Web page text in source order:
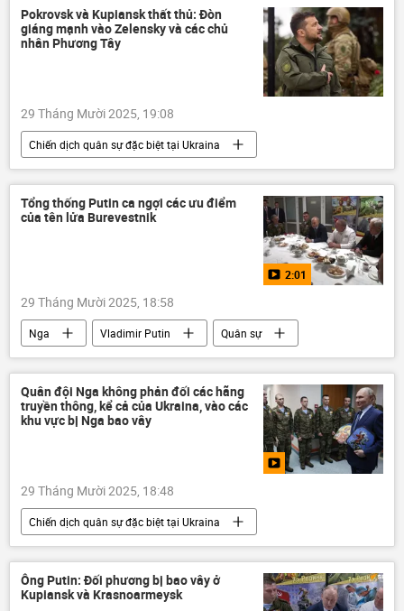
năng lượng hạt nhân
vũ khí hạt nhân
Nga
Pokrovsk và Kupiansk thất thủ: Đòn
giáng mạnh vào Zelensky và các chủ
nhân Phương Tây
29 Tháng Mười 2025, 19:08
Chiến dịch quân sự đặc biệt tại Ukraina
Quan điểm-Ý kiến
chuyên gia
Chính trị
Viktor Medvedchuk
Donbass
Ukraina
Tổng thống Putin ca ngợi các ưu điểm
của tên lửa Burevestnik
2:01
29 Tháng Mười 2025, 18:58
Nga Vladimir Putin
Quân sự
Thế giới
Burevestnik
lĩnh vực hạt nhân
công nghệ
Kinh tế
tên lửa
năng lượng
Quân đội Nga không phản đối các hãng
truyền thông, kể cả của Ukraina, vào các
khu vực bị Nga bao vây
29 Tháng Mười 2025, 18:48
Chiến dịch quân sự đặc biệt tại Ukraina
Nga
Cuộc khủng hoảng ở Ukraina
Ukraina
Vladimir Putin
Thế giới
Chính trị
lực lượng vũ trang Nga
Ông Putin: Đối phương bị bao vây ở
Kupiansk và Krasnoarmeysk